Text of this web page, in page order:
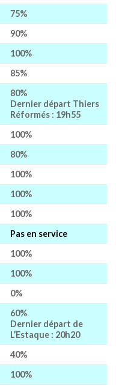
75%
90%
100%
85%
80%
Dernier départ Thiers
Réformés : 19h55
100%
80%
100%
100%
100%
Pas en service
100%
100%
0%
60%
Dernier départ de
L’Estaque : 20h20
40%
100%